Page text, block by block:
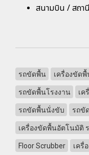
สนามบิน / สถา
รถขัดพื้น เครื่องขัด
รถขัดพื้นโรงงาน เค
รถขัดพื้นนั่งขับ รถขั
เครื่องขัดพื้นอัตโนมัติ
Floor Scrubber เครื่